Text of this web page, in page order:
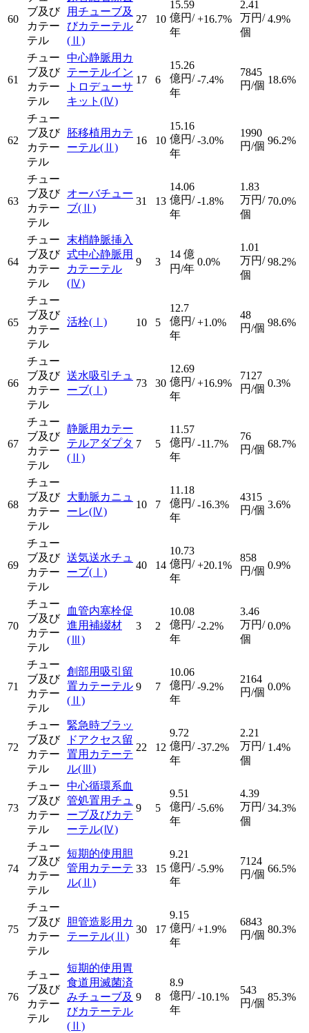
60
ブ及び
カテー
テル
用チューブ及
びカテーテル
(Ⅱ)
27 10
15.59
億円/
年
+16.7%
2.41
万円/
個
4.9%
61
チュー
ブ及び
カテー
テル
中心静脈用カ
テーテルイン
トロデューサ
キット (Ⅳ)
17 6
15.26
億円/
年
-7.4%
7845
円/個 18.6%
62
チュー
ブ及び
カテー
テル
胚移植用カテ
ーテル(Ⅱ)
16 10
15.16
億円/
年
-3.0%
1990
円/個 96.2%
63
チュー
ブ及び
カテー
テル
オーバチュー
ブ(Ⅱ)
31 13
14.06
億円/
年
-1.8%
1.83
万円/
個
70.0%
64
チュー
ブ及び
カテー
テル
末梢静脈挿入
式中心静脈用
カテーテル
(Ⅳ)
9 3
14 億
円/年
0.0%
1.01
万円/
個
98.2%
65
チュー
ブ及び
カテー
テル
活栓(Ⅰ) 10 5
12.7
億円/
年
+1.0%
48
円/個 98.6%
66
チュー
ブ及び
カテー
テル
送水吸引チュ
ーブ(Ⅰ)
73 30
12.69
億円/
年
+16.9%
7127
円/個 0.3%
67
チュー
ブ及び
カテー
テル
静脈用カテー
テルアダプタ
(Ⅱ)
7 5
11.57
億円/
年
-11.7%
76
円/個 68.7%
68
チュー
ブ及び
カテー
テル
大動脈カニュ
ーレ(Ⅳ)
10 7
11.18
億円/
年
-16.3%
4315
円/個 3.6%
69
チュー
ブ及び
カテー
テル
送気送水チュ
ーブ(Ⅰ)
40 14
10.73
億円/
年
+20.1%
858
円/個 0.9%
70
チュー
ブ及び
カテー
テル
血管内塞栓促
進用補綴材
(Ⅲ)
3 2
10.08
億円/
年
-2.2%
3.46
万円/
個
0.0%
71
チュー
ブ及び
カテー
テル
創部用吸引留
置カテーテル
(Ⅱ)
9 7
10.06
億円/
年
-9.2%
2164
円/個 0.0%
72
チュー
ブ及び
カテー
テル
緊急時ブラッ
ドアクセス留
置用カテーテ
ル(Ⅲ)
22 12
9.72
億円/
年
-37.2%
2.21
万円/
個
1.4%
73
チュー
ブ及び
カテー
テル
中心循環系血
管処置用チュ
ーブ及びカテ
ーテル(Ⅳ)
9 5
9.51
億円/
年
-5.6%
4.39
万円/
個
34.3%
74
チュー
ブ及び
カテー
テル
短期的使用胆
管用カテーテ
ル(Ⅱ)
33 15
9.21
億円/
年
-5.9%
7124
円/個 66.5%
75
チュー
ブ及び
カテー
テル
胆管造影用カ
テーテル(Ⅱ)
30 17
9.15
億円/
年
+1.9%
6843
円/個 80.3%
76
チュー
ブ及び
カテー
テル
短期的使用胃
食道用滅菌済
みチューブ及
びカテーテル
(Ⅱ)
9 8
8.9
億円/
年
-10.1%
543
円/個
85.3%